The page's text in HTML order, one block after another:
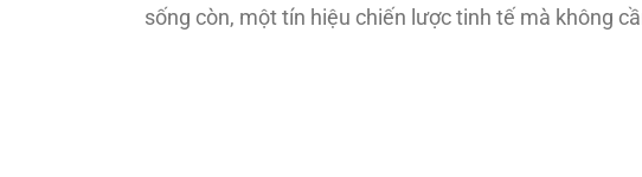
sống còn, một tín hiệu chiến lược tinh tế mà không